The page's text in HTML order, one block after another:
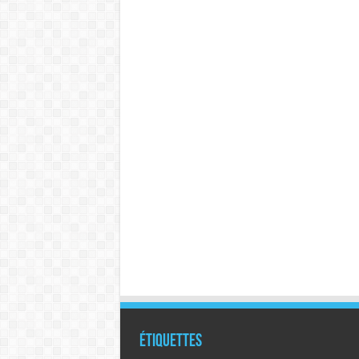
Étiquettes